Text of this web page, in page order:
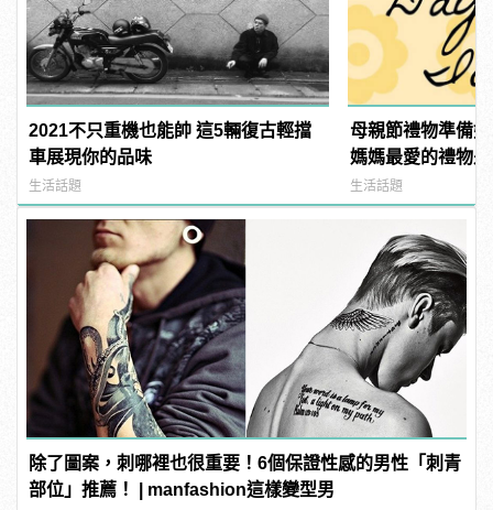
2021不只重機也能帥 這5輛復古輕擋
車展現你的品味
生活話題
母親節禮物準備
媽媽最愛的禮物
生活話題
除了圖案，刺哪裡也很重要！6個保證性感的男性「刺青
部位」推薦！ | manfashion這樣變型男